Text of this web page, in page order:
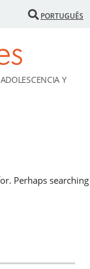
PORTUGUÊS
Y
Perhaps searching